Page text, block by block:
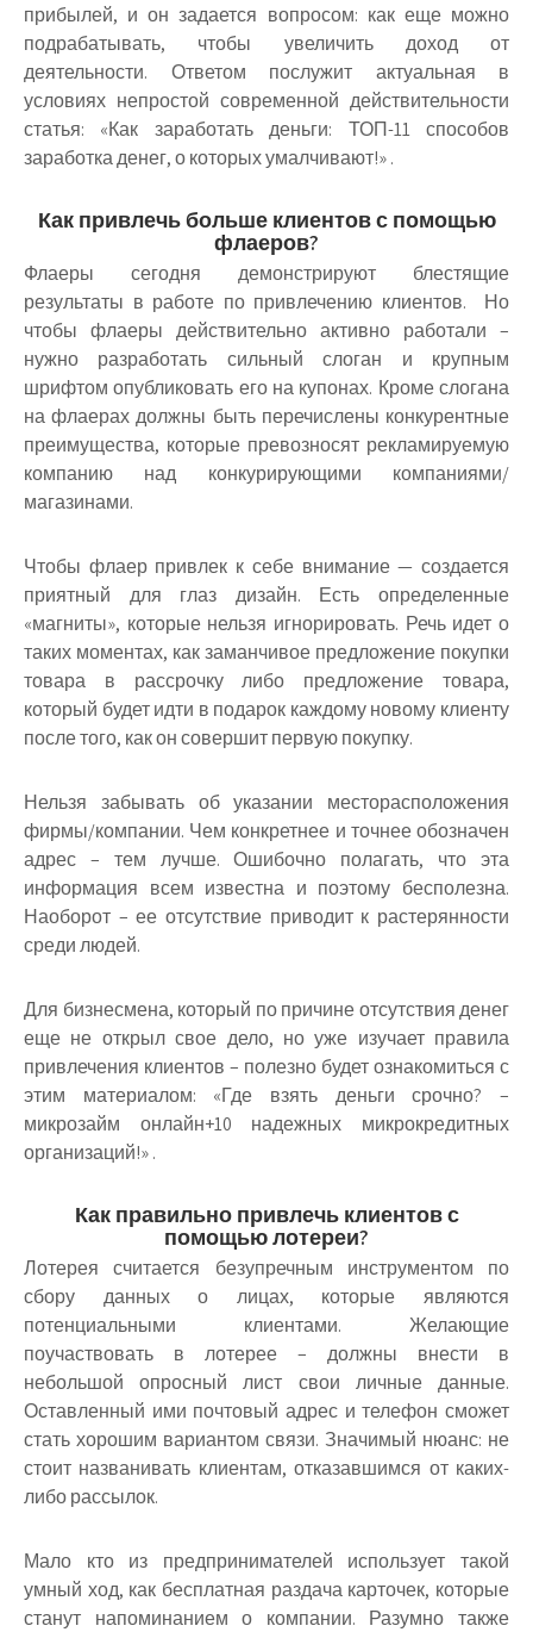
прибылей, и он задается вопросом: как еще можно
подрабатывать, чтобы увеличить доход от
деятельности. Ответом послужит актуальная в
условиях непростой современной действительности
статья: «Как заработать деньги: ТОП-11 способов
заработка денег, о которых умалчивают!» .
Как привлечь больше клиентов с помощью
флаеров?
Флаеры сегодня демонстрируют блестящие
результаты в работе по привлечению клиентов. Но
чтобы флаеры действительно активно работали –
нужно разработать сильный слоган и крупным
шрифтом опубликовать его на купонах. Кроме слогана
на флаерах должны быть перечислены конкурентные
преимущества, которые превозносят рекламируемую
компанию над конкурирующими компаниями/
магазинами.
Чтобы флаер привлек к себе внимание — создается
приятный для глаз дизайн. Есть определенные
«магниты», которые нельзя игнорировать. Речь идет о
таких моментах, как заманчивое предложение покупки
товара в рассрочку либо предложение товара,
который будет идти в подарок каждому новому клиенту
после того, как он совершит первую покупку.
Нельзя забывать об указании месторасположения
фирмы/компании. Чем конкретнее и точнее обозначен
адрес – тем лучше. Ошибочно полагать, что эта
информация всем известна и поэтому бесполезна.
Наоборот – ее отсутствие приводит к растерянности
среди людей.
Для бизнесмена, который по причине отсутствия денег
еще не открыл свое дело, но уже изучает правила
привлечения клиентов – полезно будет ознакомиться с
этим материалом: «Где взять деньги срочно? –
микрозайм онлайн+10 надежных микрокредитных
организаций!» .
Как правильно привлечь клиентов с
помощью лотереи?
Лотерея считается безупречным инструментом по
сбору данных о лицах, которые являются
потенциальными клиентами. Желающие
поучаствовать в лотерее – должны внести в
небольшой опросный лист свои личные данные.
Оставленный ими почтовый адрес и телефон сможет
стать хорошим вариантом связи. Значимый нюанс: не
стоит названивать клиентам, отказавшимся от каких-
либо рассылок.
Мало кто из предпринимателей использует такой
умный ход, как бесплатная раздача карточек, которые
станут напоминанием о компании. Разумно также